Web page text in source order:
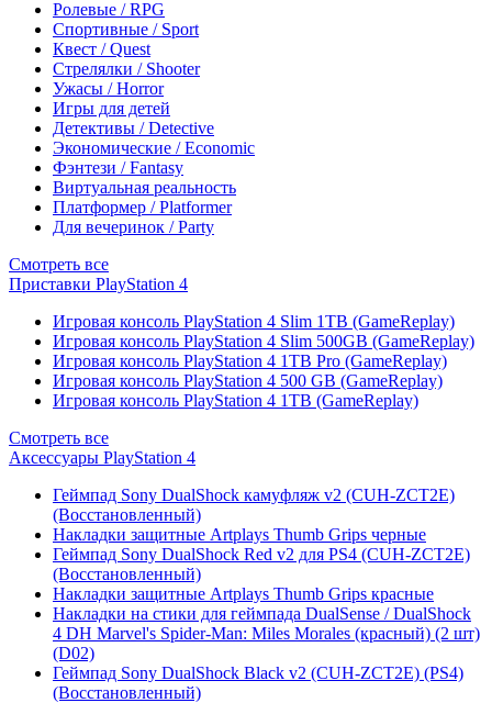
Ролевые / RPG
Спортивные / Sport
Квест / Quest
Стрелялки / Shooter
Ужасы / Horror
Игры для детей
Детективы / Detective
Экономические / Economic
Фэнтези / Fantasy
Виртуальная реальность
Платформер / Platformer
Для вечеринок / Party
Смотреть все
Приставки PlayStation 4
Игровая консоль PlayStation 4 Slim 1TB (GameReplay)
Игровая консоль PlayStation 4 Slim 500GB (GameReplay)
Игровая консоль PlayStation 4 1TB Pro (GameReplay)
Игровая консоль PlayStation 4 500 GB (GameReplay)
Игровая консоль PlayStation 4 1TB (GameReplay)
Смотреть все
Аксессуары PlayStation 4
Геймпад Sony DualShock камуфляж v2 (CUH-ZCT2E)
(Восстановленный)
Накладки защитные Artplays Thumb Grips черные
Геймпад Sony DualShock Red v2 для PS4 (CUH-ZCT2E)
(Восстановленный)
Накладки защитные Artplays Thumb Grips красные
Накладки на стики для геймпада DualSense / DualShock
4 DH Marvel's Spider-Man: Miles Morales (красный) (2 шт)
(D02)
Геймпад Sony DualShock Black v2 (CUH-ZCT2E) (PS4)
(Восстановленный)